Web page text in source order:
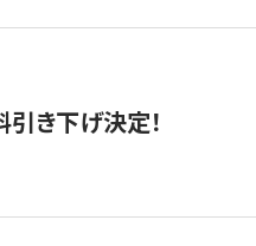
き下げ決定！